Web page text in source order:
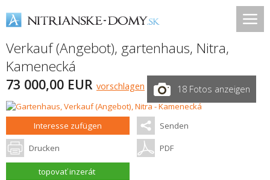
Verkauf (Angebot), gartenhaus, Nitra,
Kamenecká
73 000,00 EUR vorschlagen 18 Fotos anzeigen
Interesse zufügen Senden
Drucken PDF
topovať inzerát